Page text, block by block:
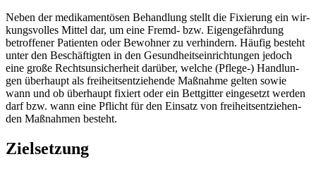
Neben der medi­ka­men­tö­sen Behand­lung stellt die Fixie­rung ein wir­
kungs­vol­les Mit­tel dar, um eine Fremd- bzw. Eigen­ge­fähr­dung
betrof­fe­ner Pati­en­ten oder Bewoh­ner zu ver­hin­dern. Häu­fig besteht
unter den Beschäf­tig­ten in den Gesund­heits­ein­rich­tun­gen jedoch
eine gro­ße Rechts­un­si­cher­heit dar­über, wel­che (Pfle­ge-) Hand­lun­
gen über­haupt als frei­heits­ent­zie­hen­de Maß­nah­me gel­ten sowie
wann und ob über­haupt fixiert oder ein Bett­git­ter ein­ge­setzt wer­den
darf bzw. wann eine Pflicht für den Ein­satz von frei­heits­ent­zie­hen­
den Maß­nah­men besteht.
Zielsetzung